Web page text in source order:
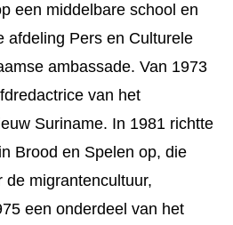
een middelbare school en
afdeling Pers en Culturele
ambassade. Van 1973
van het
Suriname. In 1981 richtte
Brood en Spelen op, die
migrantencultuur,
een onderdeel van het